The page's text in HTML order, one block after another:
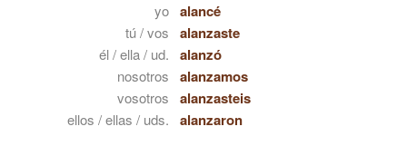
yo alancé
tú / vos alanzaste
él / ella / ud. alanzó
nosotros alanzamos
vosotros alanzasteis
ellos / ellas / uds. alanzaron